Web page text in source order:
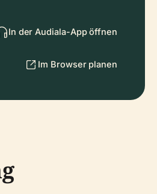
In der Audiala-App öffnen
Im Browser planen